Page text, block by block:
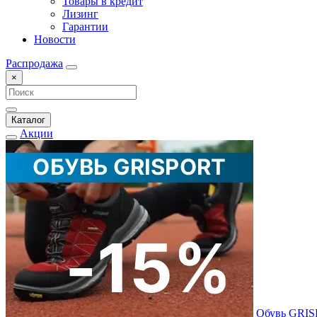
Лизинг
Гарантии
Новости
Распродажа
×
Каталог
Акции
Обувь